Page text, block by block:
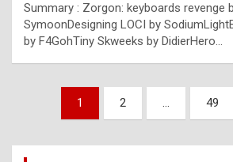
l
e
x
a
Summary : Zorgon: keyboards revenge
SymoonDesigning LOCI by
by F4GohTiny Skweeks by DidierHero…
Pagination
publications
1 2 … 49